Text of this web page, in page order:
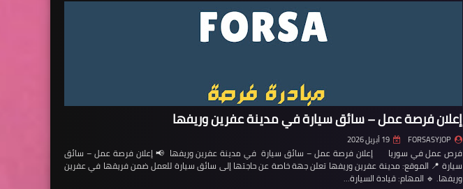
إعلان فرصة عمل – سائق سيارة في مدينة عفرين وريفها
FORSASYJOP 19 أبريل 2026
فرص عمل في سوريا إعلان فرصة عمل – سائق سيارة في مدينة عفرين وريفها 📢 إعلان فرصة عمل – سائق
سيارة 📍 الموقع: مدينة عفرين وريفها تعلن جهة خاصة عن حاجتها إلى سائق سيارة للعمل ضمن فريقها في عفرين
وريفها. 🔹 المهام: قيادة السيارة…